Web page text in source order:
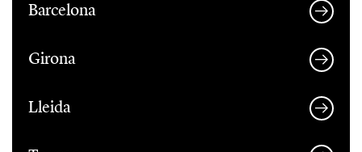
Barcelona
Girona
Lleida